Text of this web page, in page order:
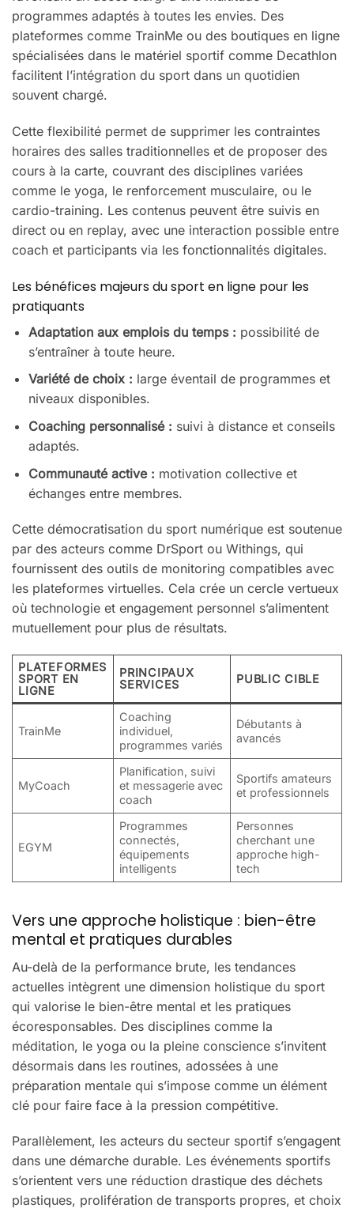
programmes adaptés à toutes les envies. Des
plateformes comme TrainMe ou des boutiques en ligne
spécialisées dans le matériel sportif comme Decathlon
facilitent l’intégration du sport dans un quotidien
souvent chargé.
Cette flexibilité permet de supprimer les contraintes
horaires des salles traditionnelles et de proposer des
cours à la carte, couvrant des disciplines variées
comme le yoga, le renforcement musculaire, ou le
cardio-training. Les contenus peuvent être suivis en
direct ou en replay, avec une interaction possible entre
coach et participants via les fonctionnalités digitales.
Les bénéfices majeurs du sport en ligne pour les
pratiquants
Adaptation aux emplois du temps : possibilité de
s’entraîner à toute heure.
Variété de choix : large éventail de programmes et
niveaux disponibles.
Coaching personnalisé : suivi à distance et conseils
adaptés.
Communauté active : motivation collective et
échanges entre membres.
Cette démocratisation du sport numérique est soutenue
par des acteurs comme DrSport ou Withings, qui
fournissent des outils de monitoring compatibles avec
les plateformes virtuelles. Cela crée un cercle vertueux
où technologie et engagement personnel s’alimentent
mutuellement pour plus de résultats.
PLATEFORMES
SPORT EN
LIGNE
PRINCIPAUX
SERVICES
PUBLIC CIBLE
TrainMe
Coaching
individuel,
programmes variés
Débutants à
avancés
MyCoach
Planification, suivi
et messagerie avec
coach
Sportifs amateurs
et professionnels
EGYM
Programmes
connectés,
équipements
intelligents
Personnes
cherchant une
approche high-
tech
Vers une approche holistique : bien-être
mental et pratiques durables
Au-delà de la performance brute, les tendances
actuelles intègrent une dimension holistique du sport
qui valorise le bien-être mental et les pratiques
écoresponsables. Des disciplines comme la
méditation, le yoga ou la pleine conscience s’invitent
désormais dans les routines, adossées à une
préparation mentale qui s’impose comme un élément
clé pour faire face à la pression compétitive.
Parallèlement, les acteurs du secteur sportif s’engagent
dans une démarche durable. Les événements sportifs
s’orientent vers une réduction drastique des déchets
plastiques, prolifération de transports propres, et choix